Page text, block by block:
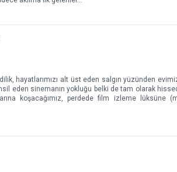
hayatlarımızı alt üst eden salgın yüzünden
eden sinemanın yokluğu belki de tam olarak
koşacağımız, perdede film izleme lüksüne